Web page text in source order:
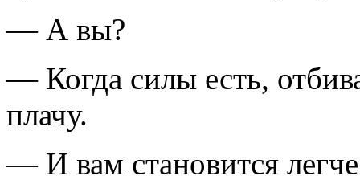
— А вы?
— Когда силы есть,
плачу.
— И вам становится